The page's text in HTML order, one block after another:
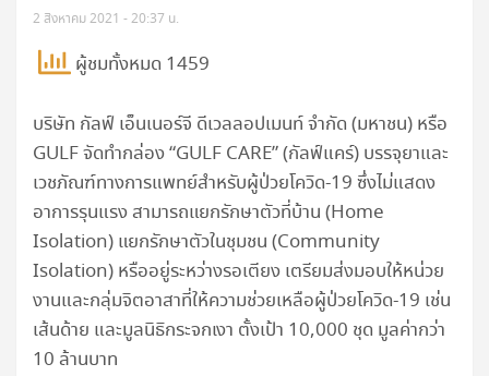
2 สิงหาคม 2021 - 20:37 น.
ผู้ชมทั้งหมด 1459
บริษัท กัลฟ์ เอ็นเนอร์จี ดีเวลลอปเมนท์ จำกัด (มหาชน) หรือ
GULF จัดทำกล่อง “GULF CARE” (กัลฟ์แคร์) บรรจุยาและ
เวชภัณฑ์ทางการแพทย์สำหรับผู้ป่วยโควิด-19 ซึ่งไม่แสดง
อาการรุนแรง สามารถแยกรักษาตัวที่บ้าน (Home
Isolation) แยกรักษาตัวในชุมชน (Community
Isolation) หรืออยู่ระหว่างรอเตียง เตรียมส่งมอบให้หน่วย
งานและกลุ่มจิตอาสาที่ให้ความช่วยเหลือผู้ป่วยโควิด-19 เช่น
เส้นด้าย และมูลนิธิกระจกเงา ตั้งเป้า 10,000 ชุด มูลค่ากว่า
10 ล้านบาท